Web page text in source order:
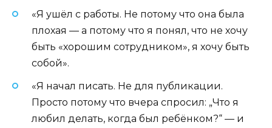
«Я ушёл с работы. Не потому что она была
плохая — а потому что я понял, что не хочу
быть «хорошим сотрудником», я хочу быть
собой».
«Я начал писать. Не для публикации.
Просто потому что вчера спросил: „Что я
любил делать, когда был ребёнком?“ — и